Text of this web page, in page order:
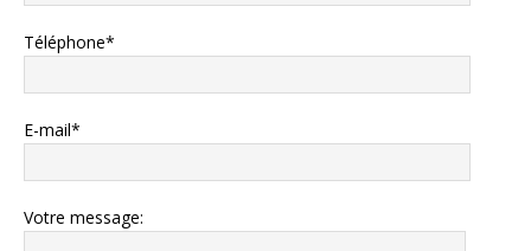
Téléphone*
E-mail*
Votre message: